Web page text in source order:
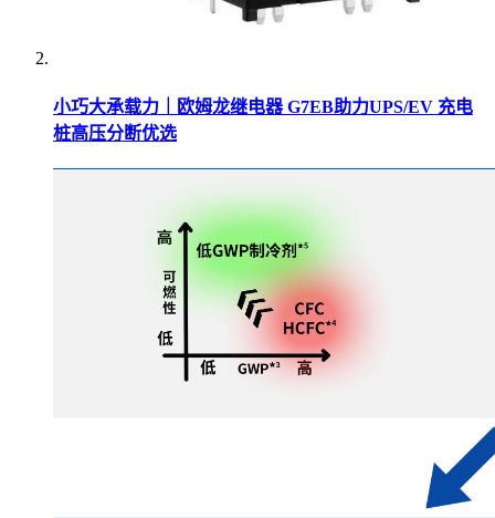
小巧大承载力｜欧姆龙继电器 G7EB助力UPS/EV 充电
桩高压分断优选